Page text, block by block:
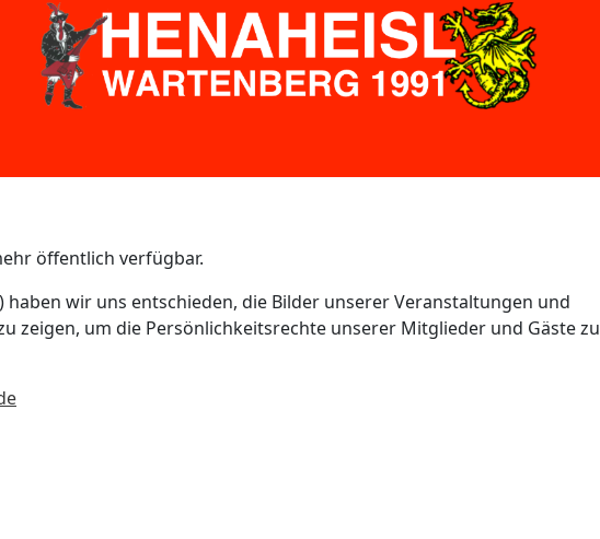
öffentlich verfügbar.
wir uns entschieden, die Bilder unserer Veranstaltungen und
zeigen, um die Persönlichkeitsrechte unserer Mitglieder und Gäste zu